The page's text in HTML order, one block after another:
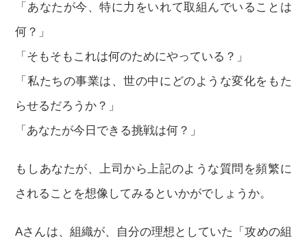
「あなたが今、特に力をいれて取組んでいることは
何？」
「そもそもこれは何のためにやっている？」
「私たちの事業は、世の中にどのような変化をもた
らせるだろうか？」
「あなたが今日できる挑戦は何？」
もしあなたが、上司から上記のような質問を頻繁に
されることを想像してみるといかがでしょうか。
Aさんは、組織が、自分の理想としていた「攻めの組